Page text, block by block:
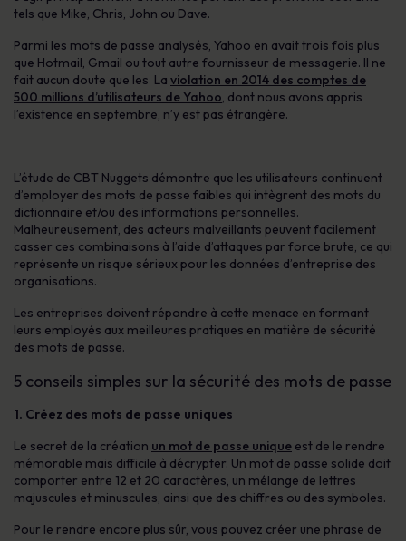
tels que Mike, Chris, John ou Dave.
Parmi les mots de passe analysés, Yahoo en avait trois fois plus
que Hotmail, Gmail ou tout autre fournisseur de messagerie. Il ne
fait aucun doute que les La violation en 2014 des comptes de
500 millions d’utilisateurs de Yahoo, dont nous avons appris
l’existence en septembre, n’y est pas étrangère.
L’étude de CBT Nuggets démontre que les utilisateurs continuent
d’employer des mots de passe faibles qui intègrent des mots du
dictionnaire et/ou des informations personnelles.
Malheureusement, des acteurs malveillants peuvent facilement
casser ces combinaisons à l’aide d’attaques par force brute, ce qui
représente un risque sérieux pour les données d’entreprise des
organisations.
Les entreprises doivent répondre à cette menace en formant
leurs employés aux meilleures pratiques en matière de sécurité
des mots de passe.
5 conseils simples sur la sécurité des mots de passe
1. Créez des mots de passe uniques
Le secret de la création un mot de passe unique est de le rendre
mémorable mais difficile à décrypter. Un mot de passe solide doit
comporter entre 12 et 20 caractères, un mélange de lettres
majuscules et minuscules, ainsi que des chiffres ou des symboles.
Pour le rendre encore plus sûr, vous pouvez créer une phrase de